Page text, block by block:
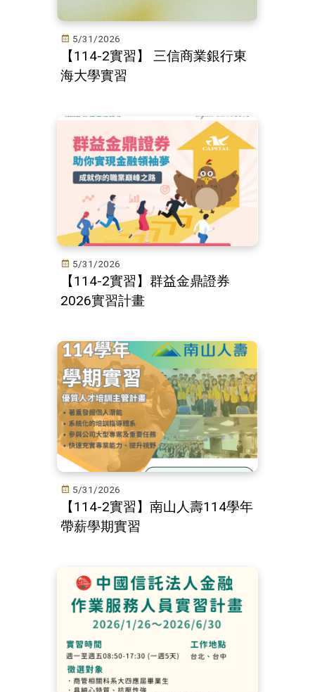
5/31/2026
【114-2實習】 三信商業銀行東
海大學實習
5/31/2026
【114-2實習】群益金鼎證券
2026實習計畫
5/31/2026
【114-2實習】南山人壽114學年
帶薪學期實習